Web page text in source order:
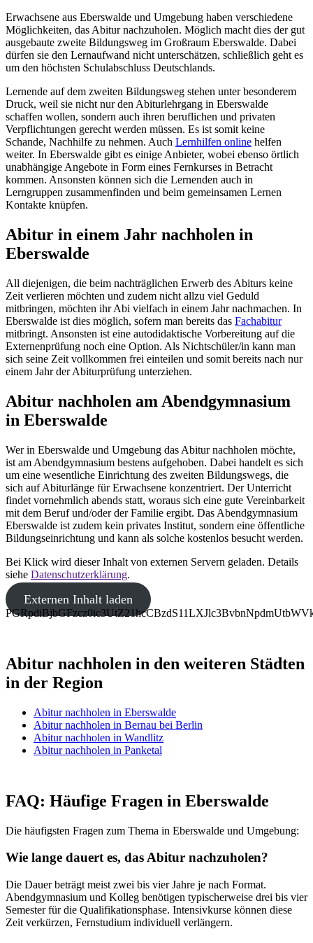
Erwachsene aus Eberswalde und Umgebung haben verschiedene
Möglichkeiten, das Abitur nachzuholen. Möglich macht dies der gut
ausgebaute zweite Bildungsweg im Großraum Eberswalde. Dabei
dürfen sie den Lernaufwand nicht unterschätzen, schließlich geht es
um den höchsten Schulabschluss Deutschlands.
Lernende auf dem zweiten Bildungsweg stehen unter besonderem
Druck, weil sie nicht nur den Abiturlehrgang in Eberswalde
schaffen wollen, sondern auch ihren beruflichen und privaten
Verpflichtungen gerecht werden müssen. Es ist somit keine
Schande, Nachhilfe zu nehmen. Auch Lernhilfen online helfen
weiter. In Eberswalde gibt es einige Anbieter, wobei ebenso örtlich
unabhängige Angebote in Form eines Fernkurses in Betracht
kommen. Ansonsten können sich die Lernenden auch in
Lerngruppen zusammenfinden und beim gemeinsamen Lernen
Kontakte knüpfen.
Abitur in einem Jahr nachholen in
Eberswalde
All diejenigen, die beim nachträglichen Erwerb des Abiturs keine
Zeit verlieren möchten und zudem nicht allzu viel Geduld
mitbringen, möchten ihr Abi vielfach in einem Jahr nachmachen. In
Eberswalde ist dies möglich, sofern man bereits das Fachabitur
mitbringt. Ansonsten ist eine autodidaktische Vorbereitung auf die
Externenprüfung noch eine Option. Als Nichtschüler/in kann man
sich seine Zeit vollkommen frei einteilen und somit bereits nach nur
einem Jahr der Abiturprüfung unterziehen.
Abitur nachholen am Abendgymnasium
in Eberswalde
Wer in Eberswalde und Umgebung das Abitur nachholen möchte,
ist am Abendgymnasium bestens aufgehoben. Dabei handelt es sich
um eine wesentliche Einrichtung des zweiten Bildungswegs, die
sich auf Abiturlänge für Erwachsene konzentriert. Der Unterricht
findet vornehmlich abends statt, woraus sich eine gute Vereinbarkeit
mit dem Beruf und/oder der Familie ergibt. Das Abendgymnasium
Eberswalde ist zudem kein privates Institut, sondern eine öffentliche
Bildungseinrichtung und kann als solche kostenlos besucht werden.
Bei Klick wird dieser Inhalt von externen Servern geladen. Details
siehe Datenschutzerklärung.
Externen Inhalt laden
Abitur nachholen in den weiteren Städten
in der Region
Abitur nachholen in Eberswalde
Abitur nachholen in Bernau bei Berlin
Abitur nachholen in Wandlitz
Abitur nachholen in Panketal
FAQ: Häufige Fragen in Eberswalde
Die häufigsten Fragen zum Thema in Eberswalde und Umgebung:
Wie lange dauert es, das Abitur nachzuholen?
Die Dauer beträgt meist zwei bis vier Jahre je nach Format.
Abendgymnasium und Kolleg benötigen typischerweise drei bis vier
Semester für die Qualifikationsphase. Intensivkurse können diese
Zeit verkürzen, Fernstudium individuell verlängern.